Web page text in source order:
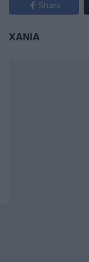
Share
ΧΑΝΙΑ